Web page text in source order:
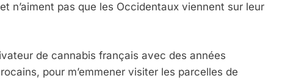
n’aiment pas que les Occidentaux viennent sur leur
de cannabis français avec des années
pour m’emmener visiter les parcelles de